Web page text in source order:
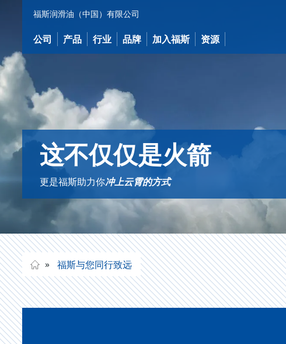
福斯润滑油（中国）有限公司
公司 产品 行业 品牌 加入福斯 资源
这不仅仅是火箭
更是福斯助力你冲上云霄的方式
福斯与您同行致远